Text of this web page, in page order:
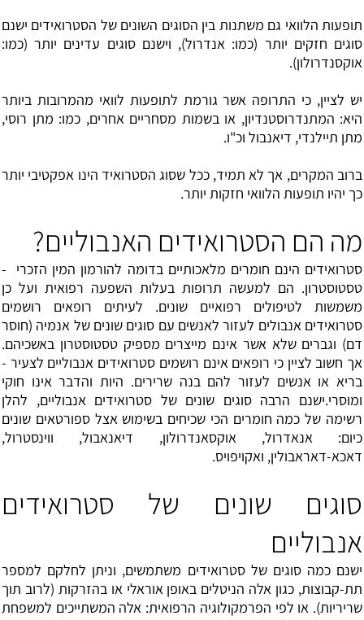
תופעות הלוואי גם משתנות בין הסוגים השונים של הסטרואידים ישנם
סוגים חזקים יותר (כמו: אנדרול), וישנם סוגים עדינים יותר (כמו:
אוקסנדרולון).
יש לציין, כי התרופה אשר גורמת לתופעות לוואי מהמרובות ביותר
היא: המתנדרוסטנדיון, או בשמות מסחריים אחרים, כמו: מתן רוסי,
מתן תיילנדי, דיאנבול וכ"ו.
ברוב המקרים, אך לא תמיד, ככל שסוג הסטרואיד הינו אפקטיבי יותר
כך יהיו תופעות הלוואי חזקות יותר.
מה הם הסטרואידים האנבוליים?
סטרואידים הינם חומרים מלאכותיים בדומה להורמון המין הזכרי -
טסטוסטרון. הם למעשה תרופות בעלות השפעה רפואית ועל כן
משמשות לטיפולים רפואיים שונים. לעיתים רופאים רושמים
סטרואידים אנבולים לעזור לאנשים עם סוגים שונים של אנמיה (חוסר
דם) וגברים שלא אשר אינם מייצרים מספיק טסטוסטרון באשכיהם.
אך חשוב לציין כי רופאים אינם רושמים סטרואידים אנבוליים לצעיר -
בריא או אנשים לעזור להם בנה שרירים. היות והדבר אינו חוקי
ומוסרי.ישנם הרבה סוגים שונים של סטרואידים אנבוליים, להלן
רשימה של כמה חומרים הכי שכיחים בשימוש אצל ספורטאים שונים
כיום: אנאדרול, אוקסאנדרולון, דיאנאבול, ווינסטרול,
דאכא-דאראבולין, ואקויפויס.
סוגים שונים של סטרואידים
אנבוליים
ישנם כמה סוגים של סטרואידים משתמשים, וניתן לחלקם למספר
תת-קבוצות, כגון אלה הניטלים באופן אוראלי או בהזרקות (לרוב תוך
שריריות). או לפי הפרמקולוגיה הרפואית: אלה המשתייכים למשפחת